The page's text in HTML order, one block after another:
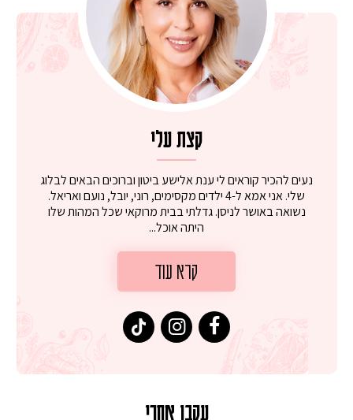
קצת עלי
נעים להכיר קוראים לי ענת אלישע ביטון וברוכים הבאים לבלוג
שלי. אני אמא ל-4 ילדים מקסימים, רוני, יובל, נועם ואריאל.
נשואה באושר לניסן. גדלתי בבית מרוקאי שכל המהות שלו
היתה אוכל...
קרא עוד
עקבו אחרי